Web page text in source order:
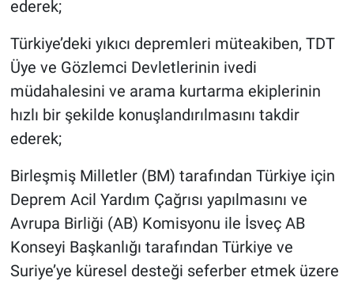
ederek;
Türkiye’deki yıkıcı depremleri müteakiben, TDT
Üye ve Gözlemci Devletlerinin ivedi
müdahalesini ve arama kurtarma ekiplerinin
hızlı bir şekilde konuşlandırılmasını takdir
ederek;
Birleşmiş Milletler (BM) tarafından Türkiye için
Deprem Acil Yardım Çağrısı yapılmasını ve
Avrupa Birliği (AB) Komisyonu ile İsveç AB
Konseyi Başkanlığı tarafından Türkiye ve
Suriye’ye küresel desteği seferber etmek üzere